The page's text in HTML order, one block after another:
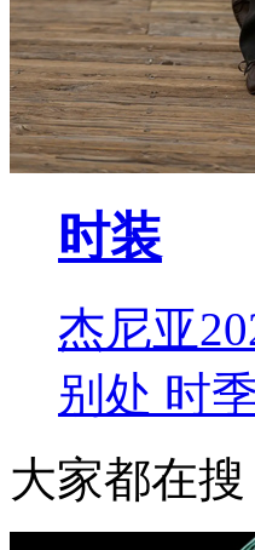
时装
杰尼亚
别处 时
大家都在搜